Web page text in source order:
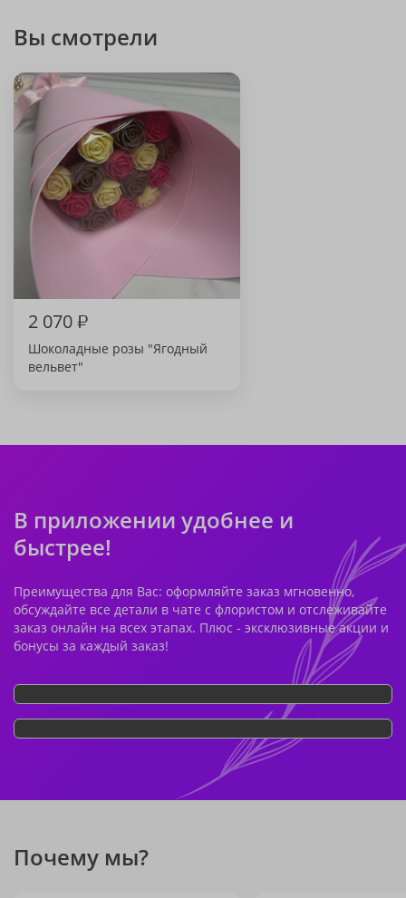
Вы смотрели
2 070₽
Шоколадные розы "Ягодный
вельвет"
В приложении удобнее и
быстрее!
Преимущества для Вас: оформляйте заказ мгновенно,
обсуждайте все детали в чате с флористом и отслеживайте
заказ онлайн на всех этапах. Плюс - эксклюзивные акции и
бонусы за каждый заказ!
Почему мы?